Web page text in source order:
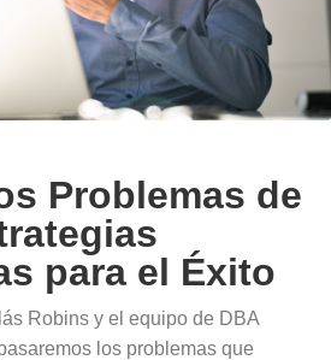
Problemas de
para el Éxito
Robins y el equipo de DBA
los problemas que